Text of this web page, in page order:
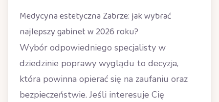
Medycyna estetyczna Zabrze: jak wybrać
najlepszy gabinet w 2026 roku?
Wybór odpowiedniego specjalisty w
dziedzinie poprawy wyglądu to decyzja,
która powinna opierać się na zaufaniu oraz
bezpieczeństwie. Jeśli interesuje Cię